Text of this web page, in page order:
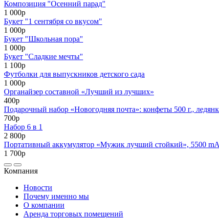
Композиция "Осенний парад"
1 000р
Букет "1 сентября со вкусом"
1 000р
Букет "Школьная пора"
1 000р
Букет "Сладкие мечты"
1 100р
Футболки для выпускников детского сада
1 000р
Органайзер составной «Лучший из лучших»
400р
Подарочный набор «Новогодняя почта»: конфеты 500 г.,
700р
Набор 6 в 1
2 800р
Портативный аккумулятор «Мужик лучший стойкий», 5500
1 700р
Компания
Новости
Почему именно мы
О компании
Аренда торговых помещений